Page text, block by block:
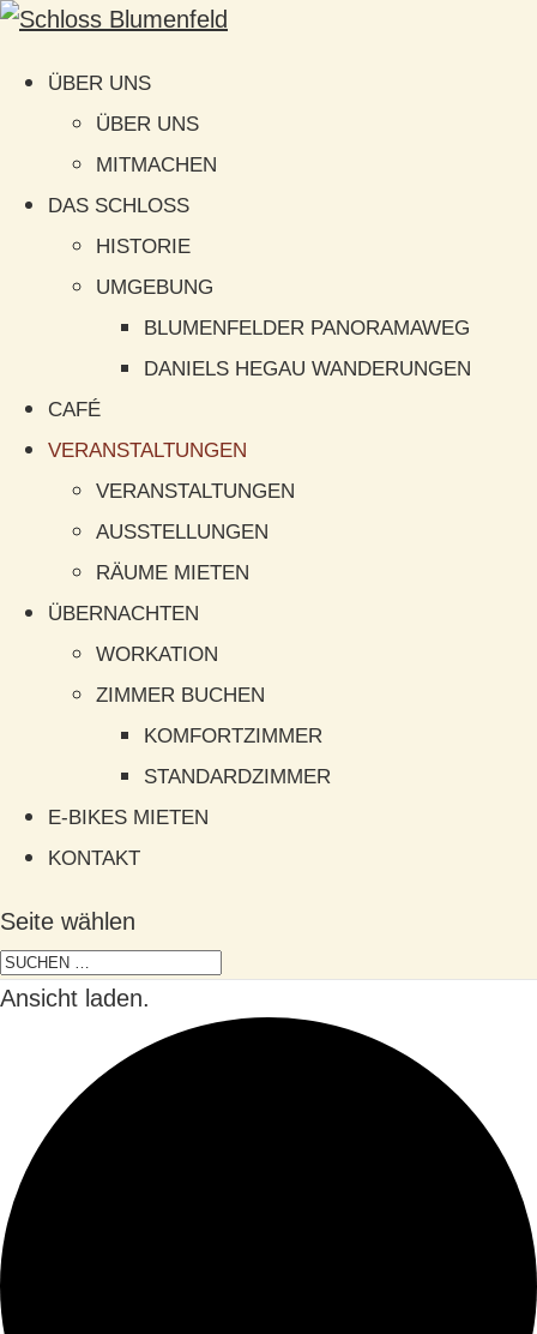
ÜBER UNS
ÜBER UNS
MITMACHEN
DAS SCHLOSS
HISTORIE
UMGEBUNG
BLUMENFELDER PANORAMAWEG
DANIELS HEGAU WANDERUNGEN
CAFÉ
VERANSTALTUNGEN
VERANSTALTUNGEN
AUSSTELLUNGEN
RÄUME MIETEN
ÜBERNACHTEN
WORKATION
ZIMMER BUCHEN
KOMFORTZIMMER
STANDARDZIMMER
E-BIKES MIETEN
KONTAKT
Seite wählen
Ansicht laden.